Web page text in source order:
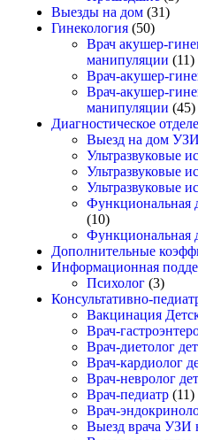
Выезды на дом (31)
Гинекология (50)
Врач акушер-
манипуляции (11)
Врач-акушер-
Врач-акушер-
манипуляции (45)
Диагностическое
Выезд на дом
Ультразвуковые
Ультразвуковые
Ультразвуковые
Функциональная
(10)
Функциональная
Дополнительные
Информационная
Психолог (3)
Консультативно-
Вакцинация
Врач-
Врач-диетолог
Врач-кардиолог
Врач-невролог
Врач-педиатр (11)
Врач-
Выезд врача УЗИ